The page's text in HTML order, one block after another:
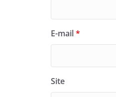
E-mail*
Site